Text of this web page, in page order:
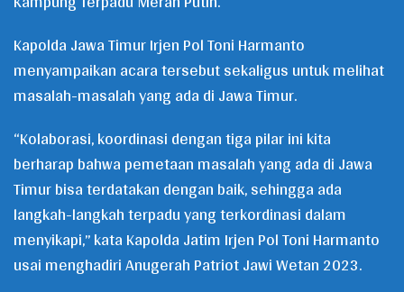
Kapolda Jawa Timur Irjen Pol Toni Harmanto
menyampaikan acara tersebut sekaligus untuk melihat
masalah-masalah yang ada di Jawa Timur.
“Kolaborasi, koordinasi dengan tiga pilar ini kita
berharap bahwa pemetaan masalah yang ada di Jawa
Timur bisa terdatakan dengan baik, sehingga ada
langkah-langkah terpadu yang terkordinasi dalam
menyikapi,” kata Kapolda Jatim Irjen Pol Toni Harmanto
usai menghadiri Anugerah Patriot Jawi Wetan 2023.